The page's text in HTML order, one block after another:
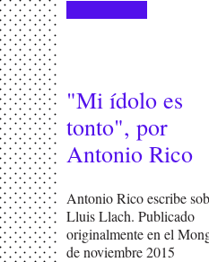
"Mi ídolo es
tonto", por
Antonio Rico
Antonio Rico escribe
Lluis Llach. Publicado
originalmente en el
de noviembre 2015